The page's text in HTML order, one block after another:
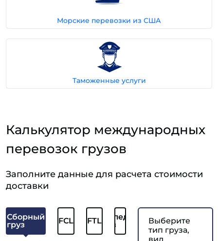
Морские перевозки из США
Таможенные услуги
Калькулятор международных
перевозок грузов
Заполните данные для расчета стоимости
доставки
Сборный
груз
FCL FTLОтследить
груз
Выберите
тип груза,